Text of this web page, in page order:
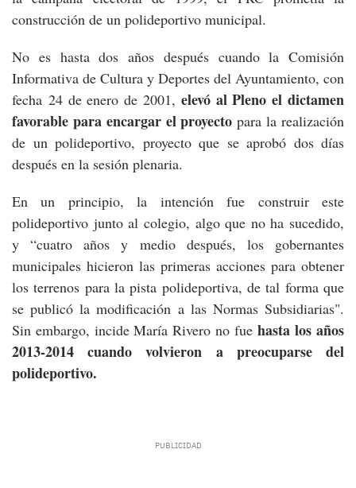
construcción de un polideportivo municipal.
No es hasta dos años después cuando la Comisión
Informativa de Cultura y Deportes del Ayuntamiento, con
fecha 24 de enero de 2001, elevó al Pleno el dictamen
favorable para encargar el proyecto para la realización
de un polideportivo, proyecto que se aprobó dos días
después en la sesión plenaria.
En un principio, la intención fue construir este
polideportivo junto al colegio, algo que no ha sucedido,
y “cuatro años y medio después, los gobernantes
municipales hicieron las primeras acciones para obtener
los terrenos para la pista polideportiva, de tal forma que
se publicó la modificación a las Normas Subsidiarias".
Sin embargo, incide María Rivero no fuehasta los años
2013-2014 cuando volvieron a preocuparse del
polideportivo.